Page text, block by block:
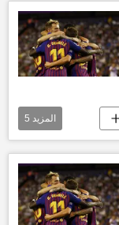
المزيد 5